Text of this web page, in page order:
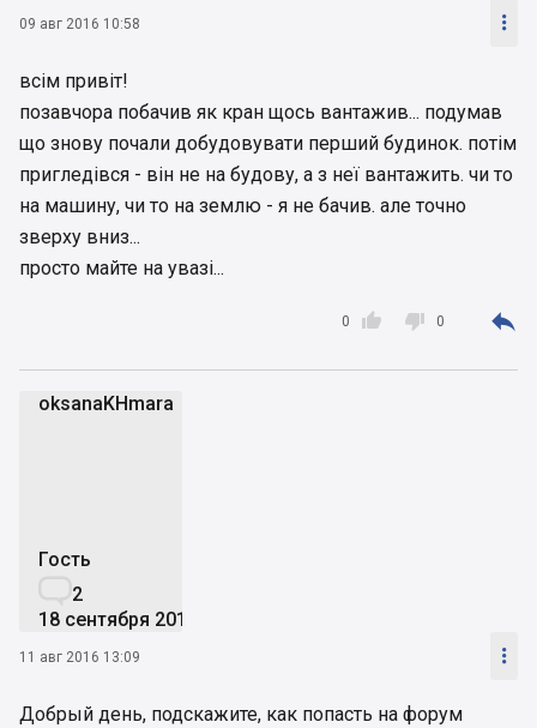
09 авг 2016 10:58 
всім привіт!
позавчора побачив як кран щось вантажив... подумав
що знову почали добудовувати перший будинок. потім
пригледівся - він не на будову, а з неї вантажить. чи то
на машину, чи то на землю - я не бачив. але точно
зверху вниз...
просто майте на увазі...

0  0 
oksanaKHmara
Гость
2
18 сентября 2011
11 авг 2016 13:09 
Добрый день, подскажите, как попасть на форум